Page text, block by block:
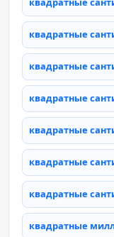
квадратные
квадратные
квадратные
квадратные
квадратные
квадратные
квадратные